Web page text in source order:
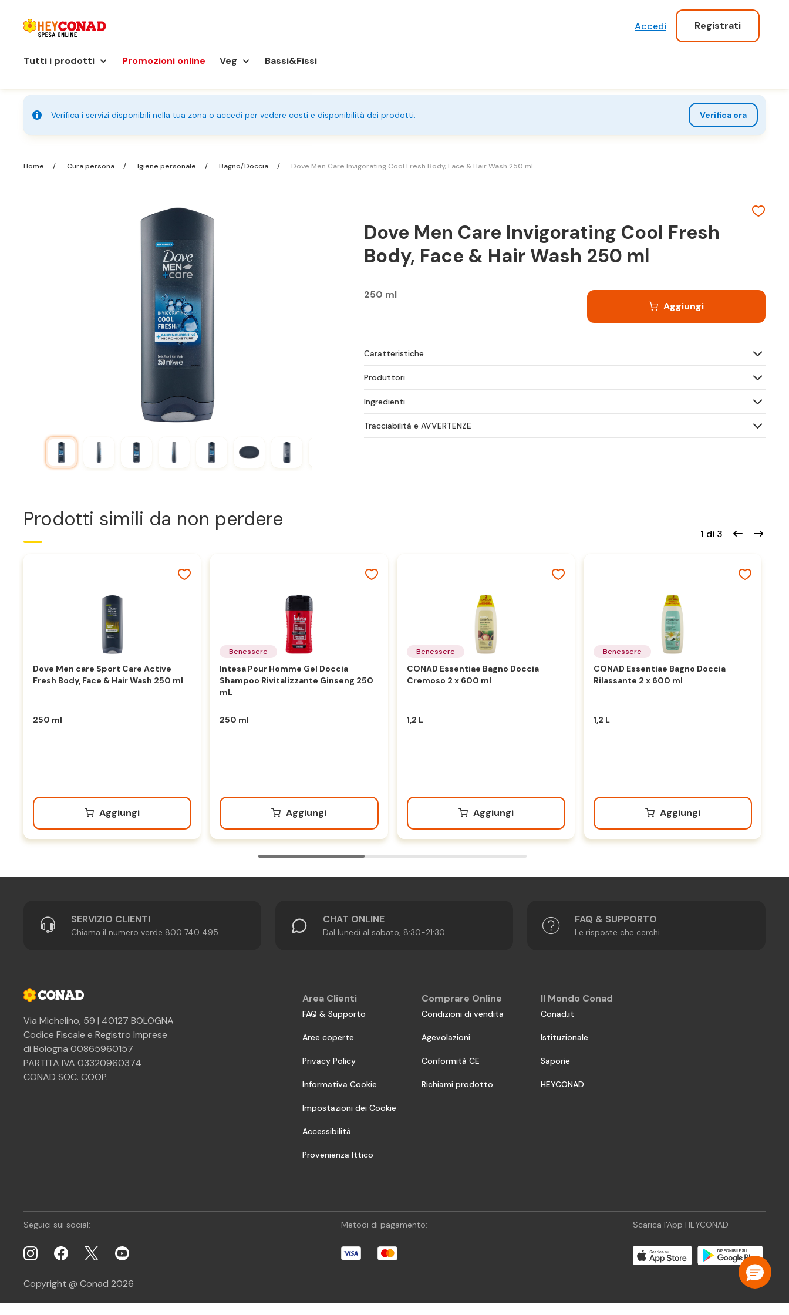
Accedi Registrati
Tutti i prodotti Promozioni online Veg Bassi&Fissi
Verifica i servizi disponibili nella tua zona o accedi per vedere costi e disponibilità dei prodotti. Verifica ora
Home Cura persona Igiene personale Bagno/Doccia Dove Men Care Invigorating Cool Fresh Body, Face & Hair Wash 250 ml
Dove Men Care Invigorating Cool Fresh
Body, Face & Hair Wash 250 ml
250 ml
Aggiungi
Caratteristiche
Produttori
Ingredienti
Tracciabilità e AVVERTENZE
Prodotti simili da non perdere
Dove Men care Sport Care Active
Fresh Body, Face & Hair Wash 250 ml
250 ml
Aggiungi
Benessere
Intesa Pour Homme Gel Doccia
Shampoo Rivitalizzante Ginseng 250
mL
250 ml
Aggiungi
Benessere
CONAD Essentiae Bagno Doccia
Cremoso 2 x 600 ml
1,2 L
Aggiungi
Benessere
CONAD Essentiae Bagno Doccia
Rilassante 2 x 600 ml
1,2 L
Aggiungi
1 di 3
SERVIZIO CLIENTI
Chiama il numero verde 800 740 495
CHAT ONLINE
Dal lunedì al sabato, 8:30-21:30
FAQ & SUPPORTO
Le risposte che cerchi
Via Michelino, 59 | 40127 BOLOGNA
Codice Fiscale e Registro Imprese
di Bologna 00865960157
PARTITA IVA 03320960374
CONAD SOC. COOP.
Area Clienti
FAQ & Supporto
Aree coperte
Privacy Policy
Informativa Cookie
Impostazioni dei Cookie
Accessibilità
Provenienza Ittico
Comprare Online
Condizioni di vendita
Agevolazioni
Conformità CE
Richiami prodotto
Il Mondo Conad
Conad.it
Istituzionale
Saporie
HEYCONAD
Seguici sui social: Metodi di pagamento: Scarica l'App HEYCONAD
Copyright @ Conad 2026